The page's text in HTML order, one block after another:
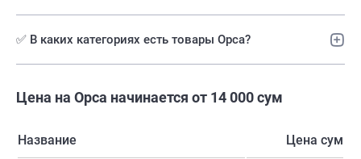
✅ В каких категориях есть товары Орса?
Цена на Орса начинается от 14 000 сум
Название Цена сум